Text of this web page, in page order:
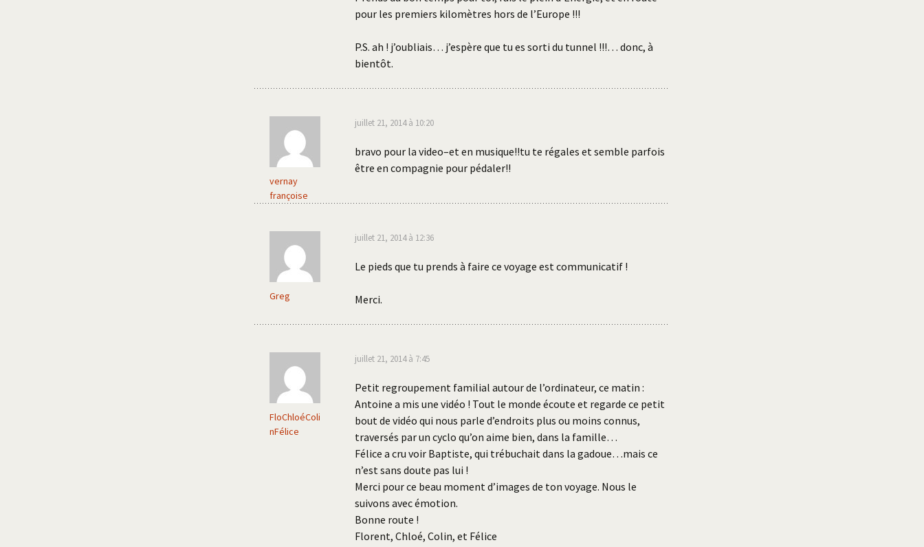
pour les premiers kilomètres hors de l’Europe !!!
P.S. ah ! j’oubliais… j’espère que tu es sorti du tunnel !!!… donc, à
bientôt.
vernay
françoise
juillet 21, 2014 à 10:20
bravo pour la video–et en musique!!tu te régales et semble parfois
être en compagnie pour pédaler!!
Greg
juillet 21, 2014 à 12:36
Le pieds que tu prends à faire ce voyage est communicatif !
Merci.
FloChloéColi
nFélice
juillet 21, 2014 à 7:45
Petit regroupement familial autour de l’ordinateur, ce matin :
Antoine a mis une vidéo ! Tout le monde écoute et regarde ce petit
bout de vidéo qui nous parle d’endroits plus ou moins connus,
traversés par un cyclo qu’on aime bien, dans la famille…
Félice a cru voir Baptiste, qui trébuchait dans la gadoue…mais ce
n’est sans doute pas lui !
Merci pour ce beau moment d’images de ton voyage. Nous le
suivons avec émotion.
Bonne route !
Florent, Chloé, Colin, et Félice